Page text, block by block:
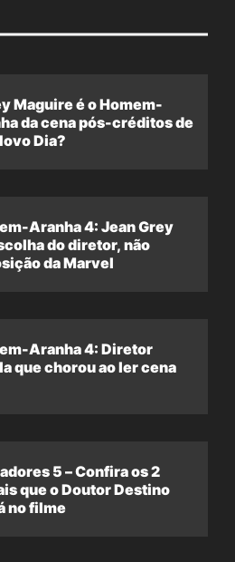
Maguire é o Homem-
da cena pós-créditos de
Dia?
Aranha 4: Jean Grey
do diretor, não
da Marvel
Aranha 4: Diretor
que chorou ao ler cena
5 – Confira os 2
que o Doutor Destino
no filme